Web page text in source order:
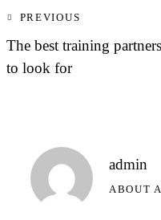
PREVIOUS
The best training partners
to look for
admin
ABOUT